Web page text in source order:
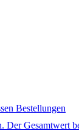
Bestellungen
Der Gesamtwert